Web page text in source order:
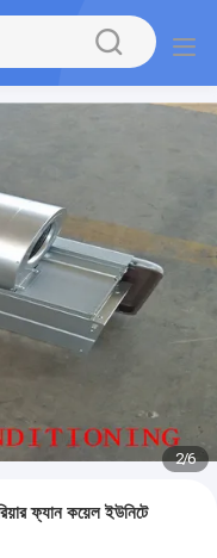
2/6
ফ্যান কয়েল ইউনিটে